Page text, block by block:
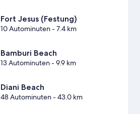
Fort Jesus (Festung)
10 Autominuten- 7.4 km
Bamburi Beach
13 Autominuten- 9.9 km
Diani Beach
48 Autominuten- 43.0 km